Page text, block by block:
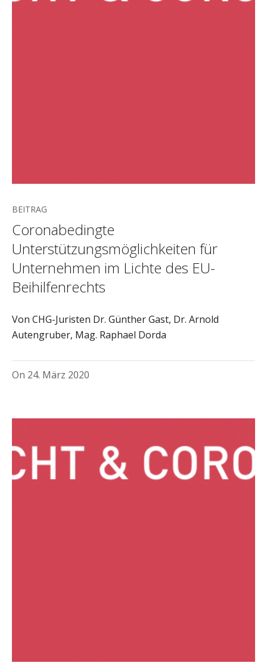
BEITRAG
Coronabedingte
Unterstützungsmöglichkeiten für
Unternehmen im Lichte des EU-
Beihilfenrechts
Von CHG-Juristen Dr. Günther Gast, Dr. Arnold
Autengruber, Mag. Raphael Dorda
On 24. März 2020